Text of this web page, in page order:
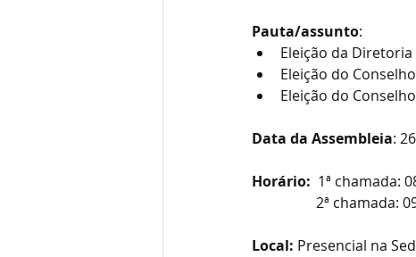
Pauta/assunto:
Eleição da
Eleição do
Eleição do
Data da Assembleia:
Horário: 1ª chamada:
2ª
Local: Presencial na